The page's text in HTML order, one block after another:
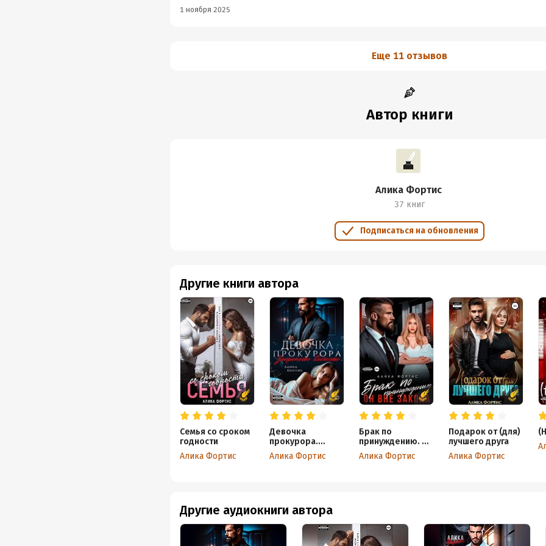
1 ноября 2025
Еще 11 отзывов
Автор книги
Алика Фортис
37 книг
Подписаться на обновления
Другие книги автора
Семья со сроком
годности
Алика Фортис
Девочка
прокурора.
Запретное
влечение
Алика Фортис
Брак по
принуждению. Он
вне закона
Алика Фортис
Подарок от (для)
лучшего друга
Алика Фортис
Другие аудиокниги автора